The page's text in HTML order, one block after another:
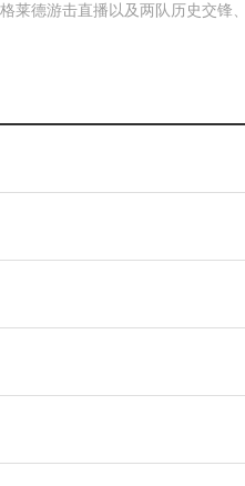
莱德游击直播以及两队历史交